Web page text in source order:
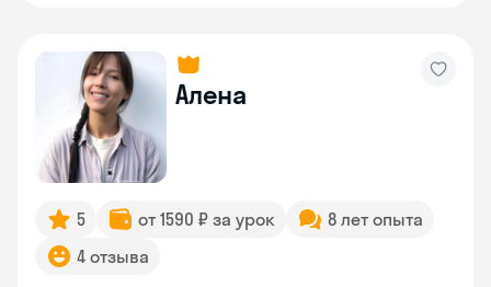
Алена
5 от 1590 ₽ за урок
8 лет опыта
4 отзыва